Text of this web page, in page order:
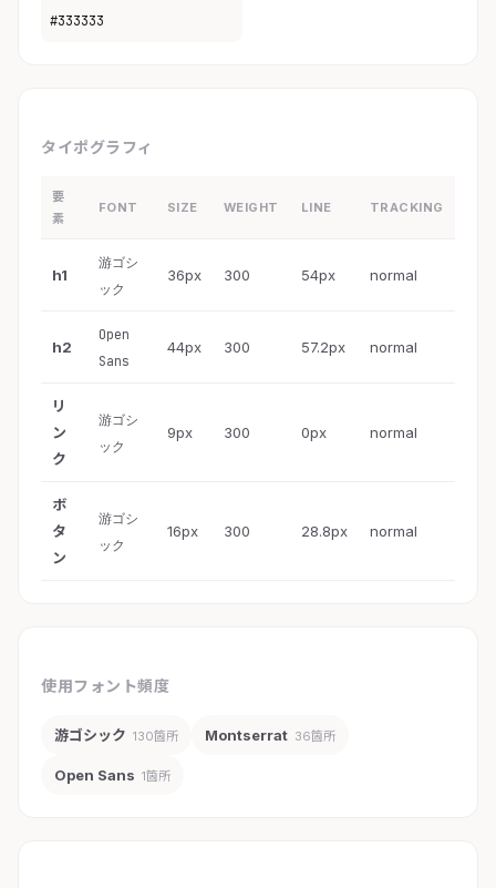
#333333
タイポグラフィ
要
素
FONT SIZE WEIGHT LINE TRACKING
h1
游ゴシ
ック
36px 300 54px normal
h2
Open
Sans
44px 300 57.2px normal
リ
ン
ク
游ゴシ
ック
9px 300 0px normal
ボ
タ
ン
游ゴシ
ック
16px 300 28.8px normal
使用フォント頻度
游ゴシック 130箇所 Montserrat 36箇所
Open Sans 1箇所